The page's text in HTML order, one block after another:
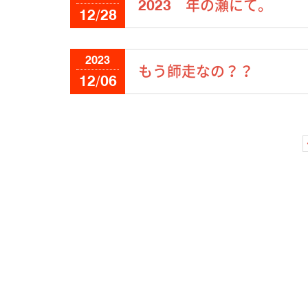
12/28
2023 年の瀬にて。
2023
12/06
もう師走なの？？